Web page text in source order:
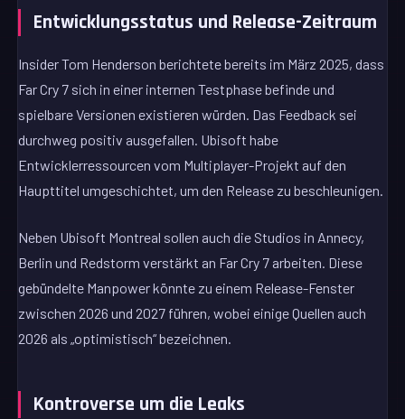
Entwicklungsstatus und Release-Zeitraum
Insider Tom Henderson berichtete bereits im März 2025, dass
Far Cry 7 sich in einer internen Testphase befinde und
spielbare Versionen existieren würden. Das Feedback sei
durchweg positiv ausgefallen. Ubisoft habe
Entwicklerressourcen vom Multiplayer-Projekt auf den
Haupttitel umgeschichtet, um den Release zu beschleunigen.
Neben Ubisoft Montreal sollen auch die Studios in Annecy,
Berlin und Redstorm verstärkt an Far Cry 7 arbeiten. Diese
gebündelte Manpower könnte zu einem Release-Fenster
zwischen 2026 und 2027 führen, wobei einige Quellen auch
2026 als „optimistisch“ bezeichnen.
Kontroverse um die Leaks